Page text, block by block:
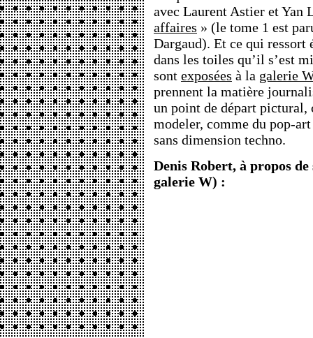
avec Laurent Astier et Yan
affaires » (le tome 1 est
Dargaud). Et ce qui ressort
dans les toiles qu’il s’est
sont exposées à la galerie W
prennent la matière
un point de départ pictural,
modeler, comme du pop-
sans dimension techno.
Denis Robert, à propos
galerie W) :